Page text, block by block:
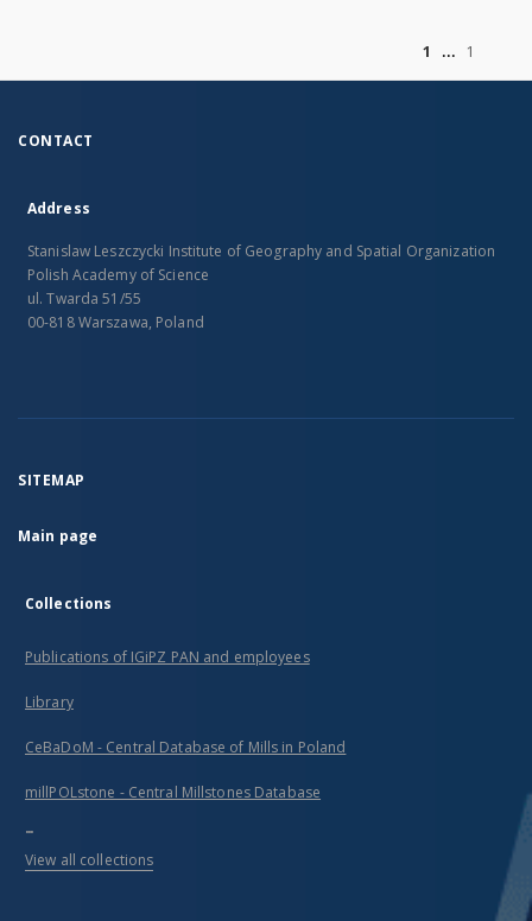
1
1
CONTACT
Address
Stanislaw Leszczycki Institute of Geography and Spatial Organization
Polish Academy of Science
ul. Twarda 51/55
00-818 Warszawa, Poland
SITEMAP
Main page
Collections
Publications of IGiPZ PAN and employees
Library
CeBaDoM - Central Database of Mills in Poland
millPOLstone - Central Millstones Database
...
View all collections